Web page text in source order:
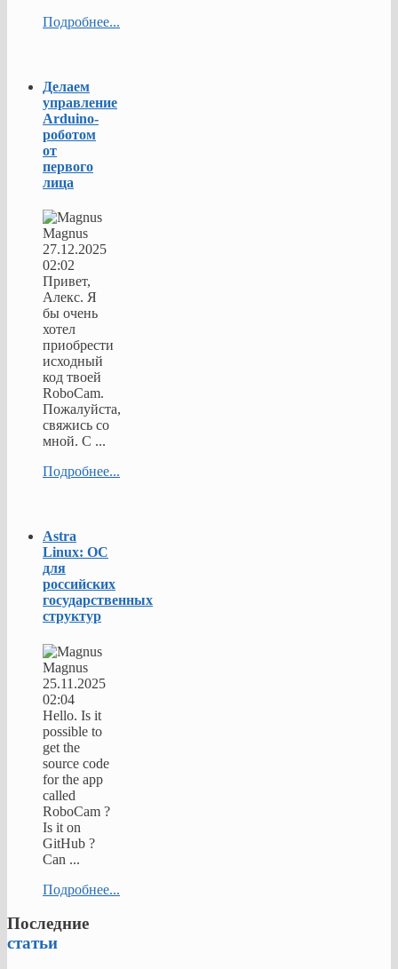
Подробнее...
Делаем
управление
Arduino-
роботом
от
первого
лица
Magnus
27.12.2025
02:02
Привет,
Алекс. Я
бы очень
хотел
приобрести
исходный
код твоей
RoboCam.
Пожалуйста,
свяжись со
мной. С ...
Подробнее...
Astra
Linux: ОС
для
российских
государственных
структур
Magnus
25.11.2025
02:04
Hello. Is it
possible to
get the
source code
for the app
called
RoboCam ?
Is it on
GitHub ?
Can ...
Подробнее...
Последние
статьи